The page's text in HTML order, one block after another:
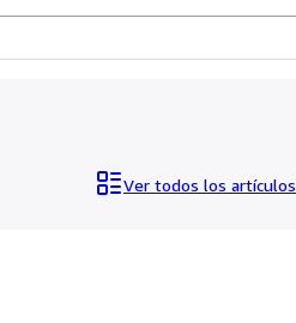
Ver todos los artículos